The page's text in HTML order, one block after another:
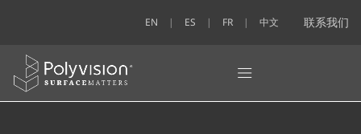
EN ES FR 中文 联系我们